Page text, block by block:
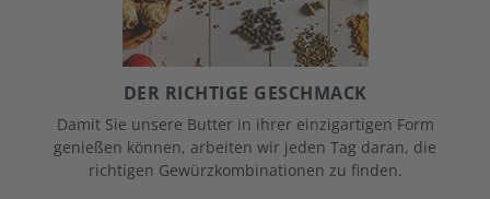
DER RICHTIGE GESCHMACK
Damit Sie unsere Butter in ihrer einzigartigen Form
genießen können, arbeiten wir jeden Tag daran, die
richtigen Gewürzkombinationen zu finden.